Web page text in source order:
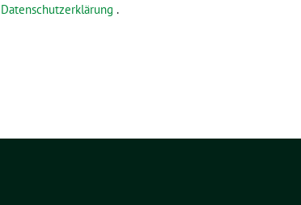
Datenschutzerklärung .